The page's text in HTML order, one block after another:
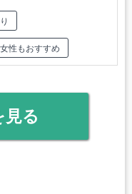
女性もおすすめ
見る